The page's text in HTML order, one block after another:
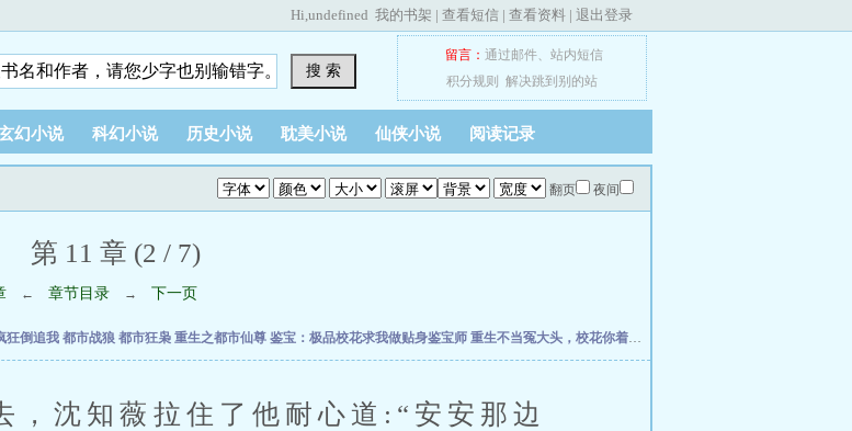
Hi,undefined 我的书架 | 查看短信 | 查看资料 | 退出登录
搜 索
留言： 通过邮件、 站内短信
积分规则
解决跳到别的站
幻小说 科幻小说 历史小说 耽美小说 仙侠小说 阅读记录
翻页 夜间
第 11 章 (2 / 7)
← 章节目录 → 下一页
狂倒追我 都市战狼 都市狂枭 重生之都市仙尊 鉴宝：极品校花求我做贴身鉴宝师 重生不当冤大头，校花你着急啥？
知薇拉住了他耐心道:“安安那边